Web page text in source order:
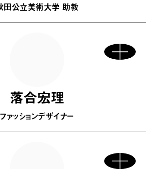
田公立美術大学 助教
落合宏理
ファッションデザイナー